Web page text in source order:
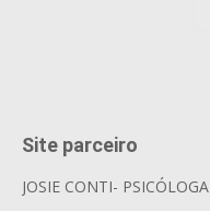
Site parceiro
JOSIE CONTI- PSICÓLOGA